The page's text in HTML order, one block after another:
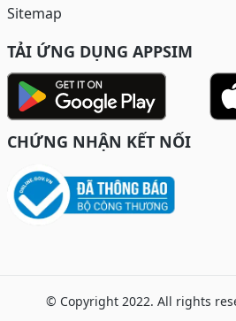
Sitemap
TẢI ỨNG DỤNG APPSIM
CHỨNG NHẬN KẾT NỐI
© Copyright 2022. All rights